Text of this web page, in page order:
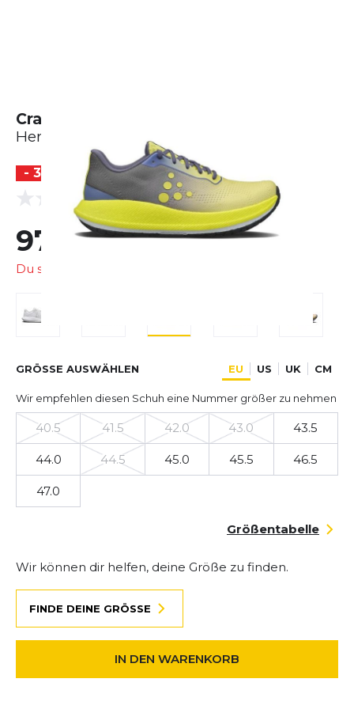
Craft Pacer 2
Herren
- 30 %
BESTSELLER
0.0 (0 Bewertungen)
97,99 € 139,95 €
Du sparst
GRÖSSE AUSWÄHLEN EU US UK CM
Wir empfehlen diesen Schuh eine Nummer größer zu nehmen
40.5 41.5 42.0 43.0 43.5
44.0 44.5 45.0 45.5 46.5
47.0
Größentabelle
Wir können dir helfen, deine Größe zu finden.
FINDE DEINE GRÖSSE
IN DEN WARENKORB